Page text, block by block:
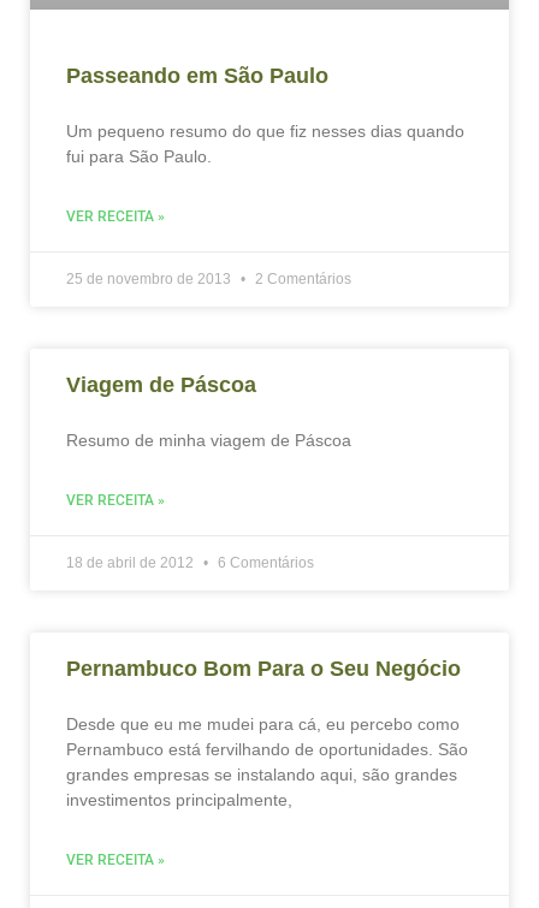
Passeando em São Paulo
Um pequeno resumo do que fiz nesses dias quando
fui para São Paulo.
VER RECEITA »
25 de novembro de 2013 2 Comentários
Viagem de Páscoa
Resumo de minha viagem de Páscoa
VER RECEITA »
18 de abril de 2012 6 Comentários
Pernambuco Bom Para o Seu Negócio
Desde que eu me mudei para cá, eu percebo como
Pernambuco está fervilhando de oportunidades. São
grandes empresas se instalando aqui, são grandes
investimentos principalmente,
VER RECEITA »